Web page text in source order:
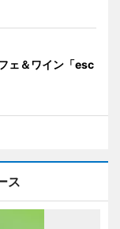
ェ＆ワイン「esc
ス